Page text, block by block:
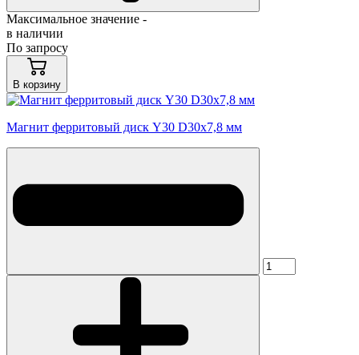
Максимальное значение -
в наличии
По запросу
В корзину
Магнит ферритовый диск Y30 D30x7,8 мм